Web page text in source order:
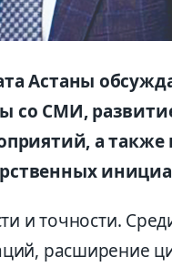
Астаны
со СМИ,
а
и точности.
расширение